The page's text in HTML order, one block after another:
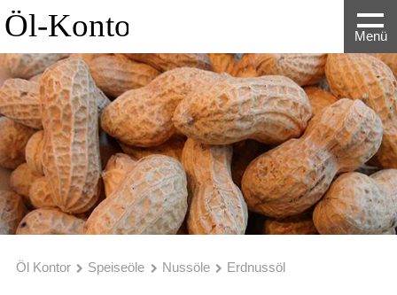
Menü
Öl Kontor Speiseöle Nussöle Erdnussöl